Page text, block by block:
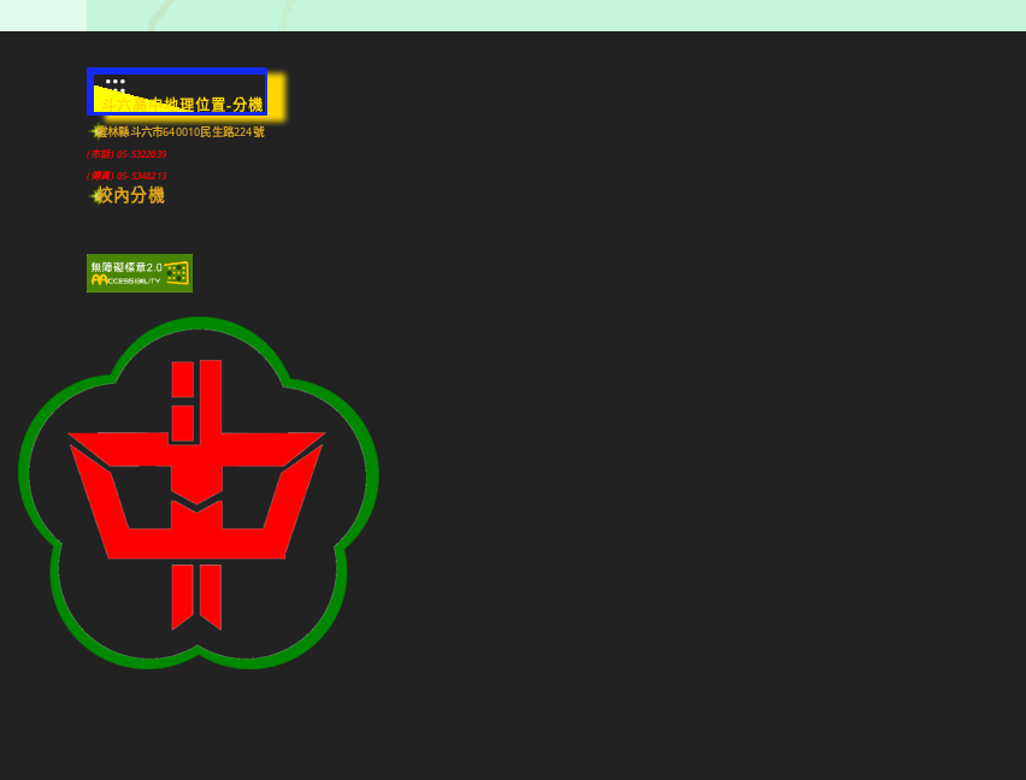
:::
斗六高中地理位置-分機
雲林縣斗六市640010民生路224號
(市話) 05-5322039
(傳真) 05-5348213
校內分機